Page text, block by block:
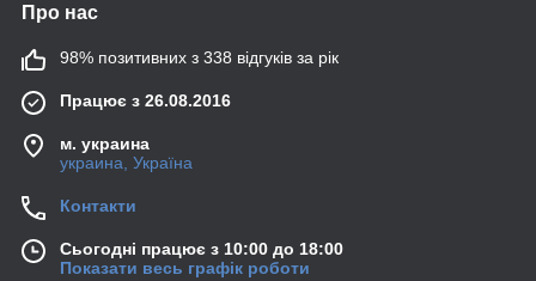
Про нас
98% позитивних з 338 відгуків за рік
Працює з 26.08.2016
м. украина
украина, Україна
Контакти
Сьогодні працює з 10:00 до 18:00
Показати весь графік роботи